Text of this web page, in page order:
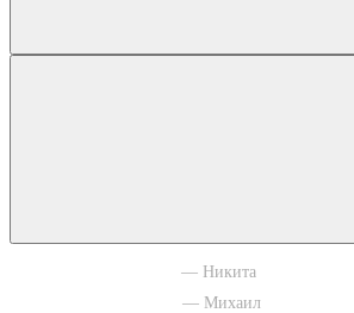
— Никита
— Михаил